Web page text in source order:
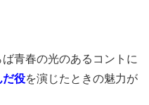
青春の光のあるコントに
だ役を演じたときの魅力が